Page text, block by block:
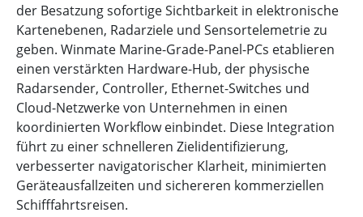
der Besatzung sofortige Sichtbarkeit in elektronische
Kartenebenen, Radarziele und Sensortelemetrie zu
geben. Winmate Marine-Grade-Panel-PCs etablieren
einen verstärkten Hardware-Hub, der physische
Radarsender, Controller, Ethernet-Switches und
Cloud-Netzwerke von Unternehmen in einen
koordinierten Workflow einbindet. Diese Integration
führt zu einer schnelleren Zielidentifizierung,
verbesserter navigatorischer Klarheit, minimierten
Geräteausfallzeiten und sichereren kommerziellen
Schifffahrtsreisen.